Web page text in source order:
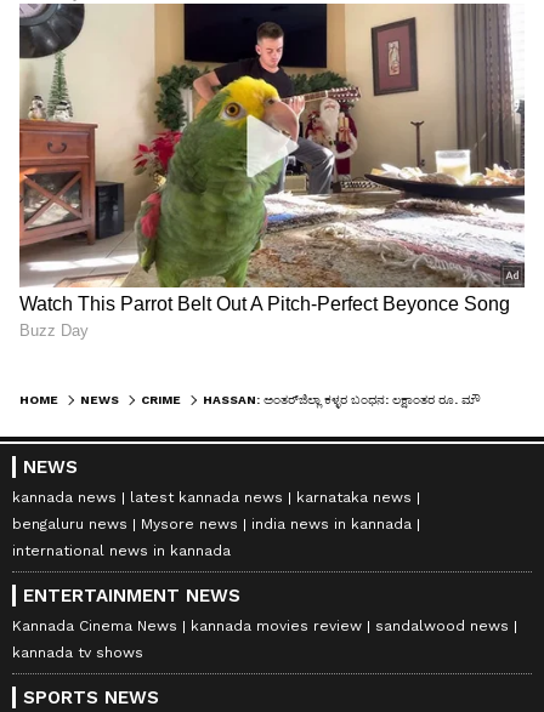
HOME NEWS CRIME
NEWS
kannada news latest kannada news
karnataka news
bengaluru news
Mysore news
india news in kannada
international news in kannada
ENTERTAINMENT NEWS
Kannada Cinema News kannada movies review
sandalwood news
kannada tv shows
SPORTS NEWS